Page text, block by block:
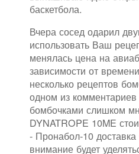
баскетбола.
Вчера сосед одарил
использовать Ваш
менялась цена на
зависимости от
несколько рецептов
одном из
бомбочками слишком
DYNATROPE 10ME
- Пронабол-10
внимание будет